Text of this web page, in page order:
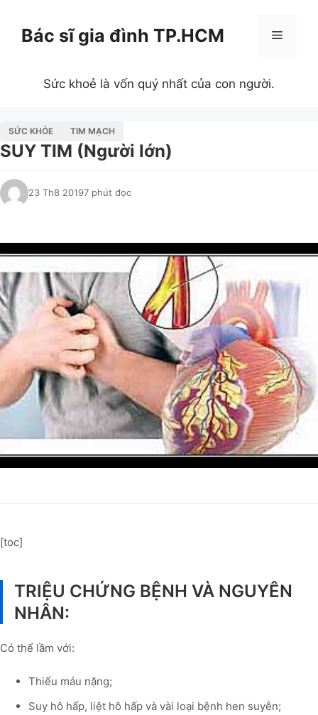
Bác sĩ gia đình TP.HCM Menu
Sức khoẻ là vốn quý nhất của con người.
SỨC KHỎE TIM MẠCH
SUY TIM (Người lớn)
23 Th8 20197 phút đọc
[toc]
TRIỆU CHỨNG BỆNH VÀ NGUYÊN
NHÂN:
Có thể lầm với:
Thiếu máu nặng;
Suy hô hấp, liệt hô hấp và vài loại bệnh hen suyễn;